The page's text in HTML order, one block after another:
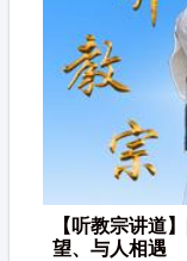
【听教宗讲道
望、与人相遇